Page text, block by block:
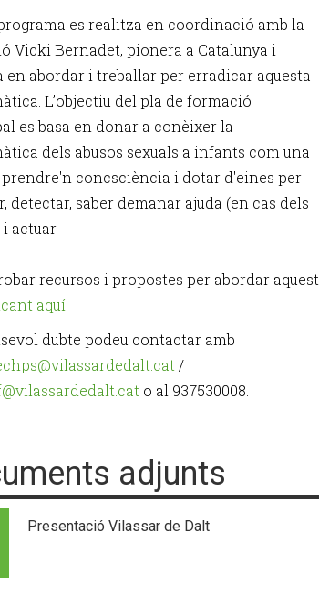
es realitza en coordinació amb la
Vicki Bernadet, pionera a Catalunya i
en abordar i treballar per erradicar aquesta
L’objectiu del pla de formació
es basa en donar a conèixer la
dels abusos sexuals a infants com una
concsciència i dotar d'eines per
detectar, saber demanar ajuda (en cas dels
actuar.
recursos i propostes per abordar aquest
aquí.
dubte podeu contactar amb
/
o al 937530008.
adjunts
Presentació Vilassar de Dalt